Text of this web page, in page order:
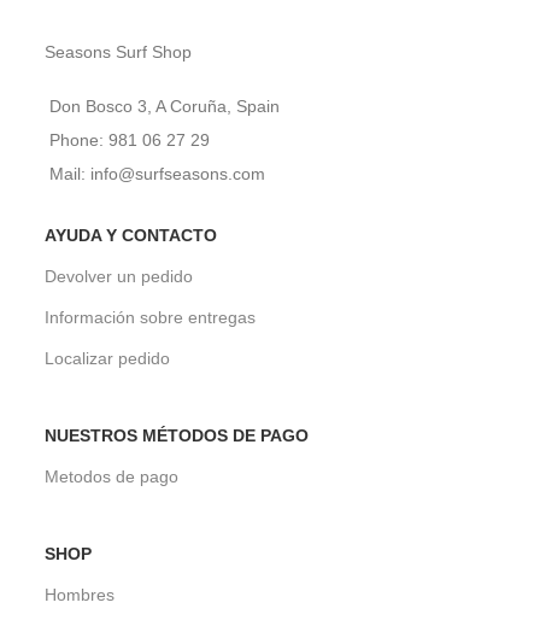
Seasons Surf Shop
Don Bosco 3, A Coruña, Spain
Phone: 981 06 27 29
Mail: info@surfseasons.com
AYUDA Y CONTACTO
Devolver un pedido
Información sobre entregas
Localizar pedido
NUESTROS MÉTODOS DE PAGO
Metodos de pago
SHOP
Hombres